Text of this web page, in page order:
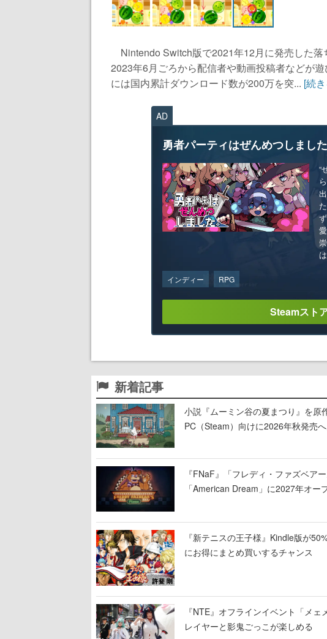
Nintendo Switch版で2021年12月に発売した落
2023年6月ごろから配信者や動画投稿者などが
には国内累計ダウンロード数が200万を突... [続
AD
勇者パーティはぜんめつしました
“
インディー RPG
Steamスト
新着記事
小説『ムーミン谷の夏まつり』を原
PC（Steam）向けに2026年秋発売
『FNaF』「フレディ・ファズベア
「American Dream」に2027年オ
『新テニスの王子様』Kindle版が
にお得にまとめ買いするチャンス
『NTE』オフラインイベント「メ
レイヤーと影鬼ごっこが楽しめる